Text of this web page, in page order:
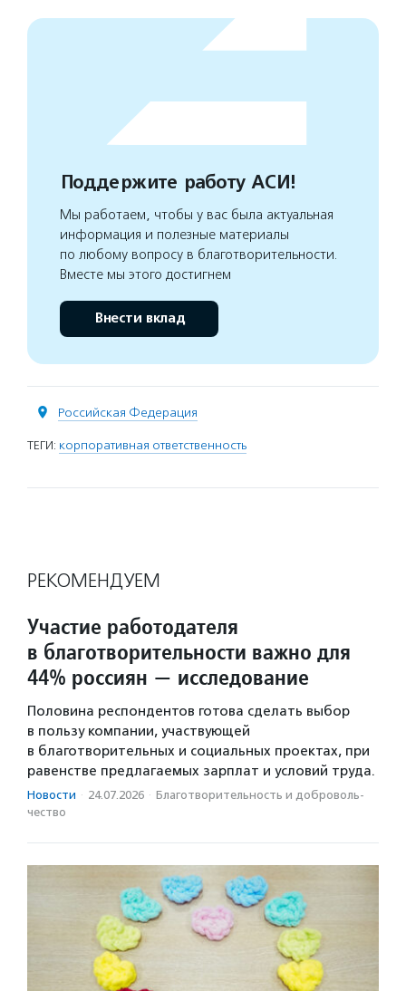
Поддержите работу АСИ!
Мы работаем, чтобы у вас была актуальная
информация и полезные материалы
по любому вопросу в благотворительности.
Вместе мы этого достигнем
Внести вклад
Российская Федерация
ТЕГИ: корпоративная ответственность
РЕКОМЕНДУЕМ
Участие работодателя
в благотворительности важно для
44% россиян — исследование
Половина респондентов готова сделать выбор
в пользу компании, участвующей
в благотворительных и социальных проектах, при
равенстве предлагаемых зарплат и условий труда.
Новости · 24.07.2026 · Благотвори­тель­ность и доброволь­
чест­во